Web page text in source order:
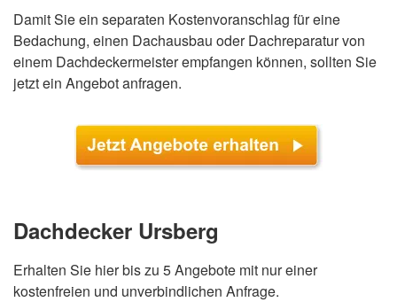
Damit Sie ein separaten Kostenvoranschlag für eine
Bedachung, einen Dachausbau oder Dachreparatur von
einem Dachdeckermeister empfangen können, sollten Sie
jetzt ein Angebot anfragen.
Dachdecker Ursberg
Erhalten Sie hier bis zu 5 Angebote mit nur einer
kostenfreien und unverbindlichen Anfrage.